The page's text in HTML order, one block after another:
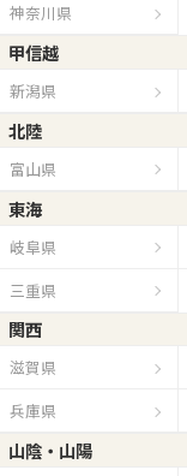
神奈川県
甲信越
新潟県
北陸
富山県
東海
岐阜県
三重県
関西
滋賀県
兵庫県
山陰・山陽